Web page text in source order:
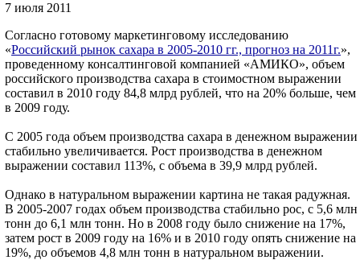
7 июля 2011
Согласно готовому маркетинговому исследованию
«Российский рынок сахара в 2005-2010 гг., прогноз на 2011г.»,
проведенному консалтинговой компанией «АМИКО», объем
российского производства сахара в стоимостном выражении
составил в 2010 году 84,8 млрд рублей, что на 20% больше, чем
в 2009 году.
С 2005 года объем производства сахара в денежном выражении
стабильно увеличивается. Рост производства в денежном
выражении составил 113%, с объема в 39,9 млрд рублей.
Однако в натуральном выражении картина не такая радужная.
В 2005-2007 годах объем производства стабильно рос, с 5,6 млн
тонн до 6,1 млн тонн. Но в 2008 году было снижение на 17%,
затем рост в 2009 году на 16% и в 2010 году опять снижение на
19%, до объемов 4,8 млн тонн в натуральном выражении.